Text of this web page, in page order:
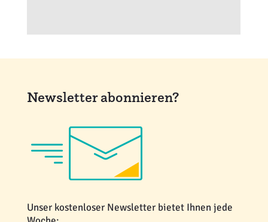
Newsletter abonnieren?
Unser kostenloser Newsletter bietet Ihnen jede